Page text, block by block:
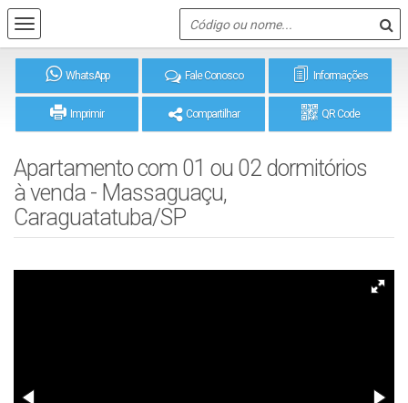
WhatsApp Fale Conosco Informações
Imprimir Compartilhar QR Code
Apartamento com 01 ou 02 dormitórios
à venda - Massaguaçu,
Caraguatatuba/SP